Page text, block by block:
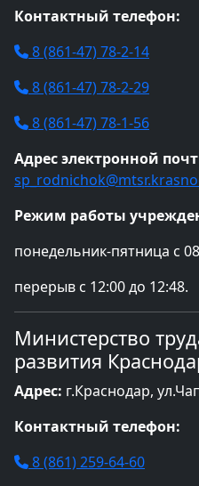
Контактный телефон:
8 (861-47) 78-2-14
8 (861-47) 78-2-29
8 (861-47) 78-1-56
Адрес электронной
Режим работы
понедельник-пятница с
перерыв с 12:00 до 12:48.
Министерство
развития
Адрес: г.Краснодар,
Контактный телефон:
8 (861) 259-64-60